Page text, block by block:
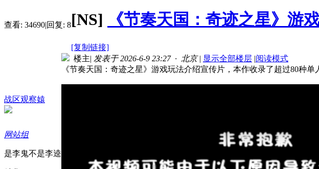
查看: 34690|回复: 8[NS] 《节奏天国：奇迹之星》游
[复制链接]
战区观察媴
网站组
是李鬼不是李逵
楼主| 发表于 2026-6-9 23:27 · 北京 | 显示全部楼层 |阅读模式
《节奏天国：奇迹之星》游戏玩法介绍宣传片，本作收录了超过80种